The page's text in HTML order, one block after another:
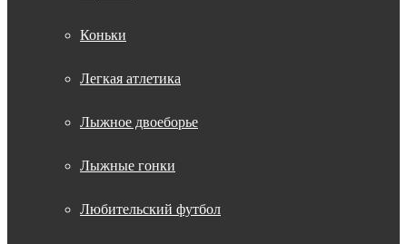
Коньки
Легкая атлетика
Лыжное двоеборье
Лыжные гонки
Любительский футбол